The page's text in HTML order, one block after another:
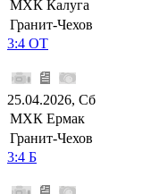
МХК Калуга
Гранит-Чехов
3:4 ОТ
25.04.2026, Сб
МХК Ермак
Гранит-Чехов
3:4 Б